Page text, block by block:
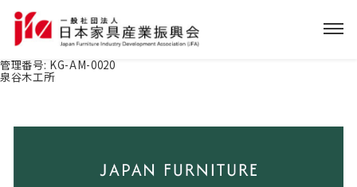
管理番号: KG-AM-0020
泉谷木工所